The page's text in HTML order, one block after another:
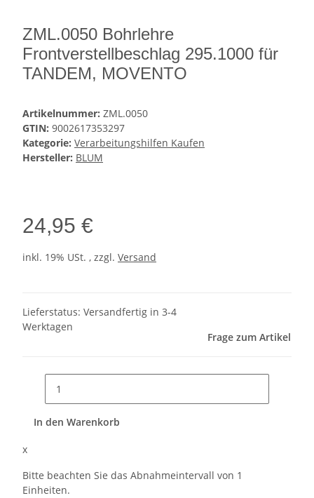
ZML.0050 Bohrlehre
Frontverstellbeschlag 295.1000 für
TANDEM, MOVENTO
Artikelnummer: ZML.0050
GTIN: 9002617353297
Kategorie: Verarbeitungshilfen Kaufen
Hersteller: BLUM
24,95 €
inkl. 19% USt. , zzgl. Versand
Lieferstatus: Versandfertig in 3-4
Werktagen
Frage zum Artikel
In den Warenkorb
x
Bitte beachten Sie das Abnahmeintervall von 1
Einheiten.